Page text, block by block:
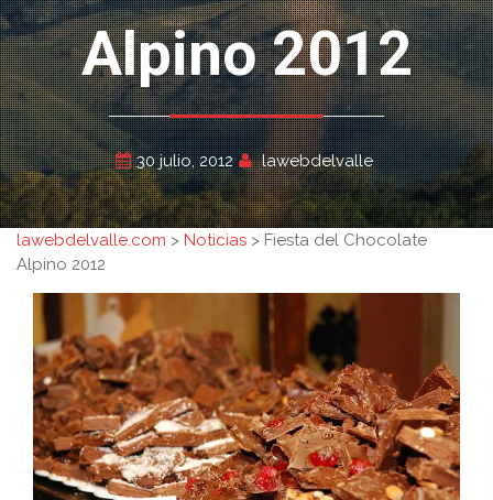
Alpino 2012
30 julio, 2012 lawebdelvalle
lawebdelvalle.com > Noticias > Fiesta del Chocolate
Alpino 2012